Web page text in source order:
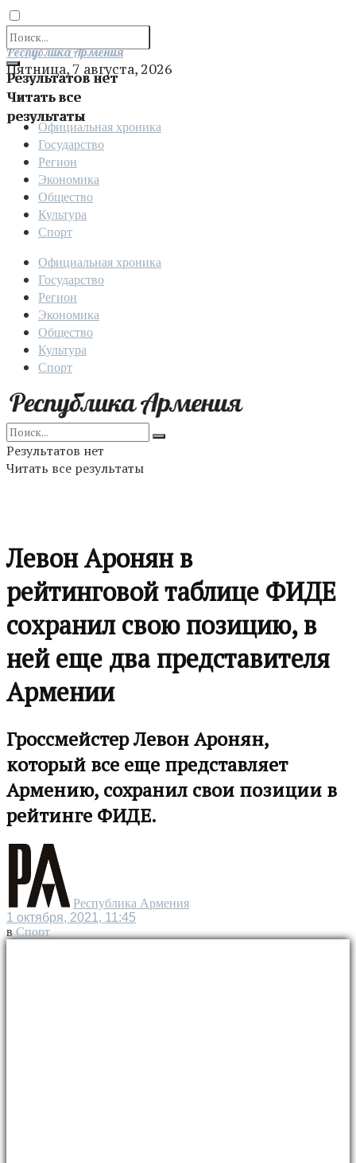
Результатов нет
Читать все
результаты
Отправить
Республика Армения
Пятница, 7 августа, 2026
Официальная хроника
Государство
Регион
Экономика
Общество
Культура
Спорт
Официальная хроника
Государство
Регион
Экономика
Общество
Культура
Спорт
Результатов нет
Читать все результаты
Левон Аронян в
рейтинговой таблице ФИДЕ
сохранил свою позицию, в
ней еще два представителя
Армении
Гроссмейстер Левон Аронян,
который все еще представляет
Армению, сохранил свои позиции в
рейтинге ФИДЕ.
Республика Армения
1 октября, 2021, 11:45
в Спорт